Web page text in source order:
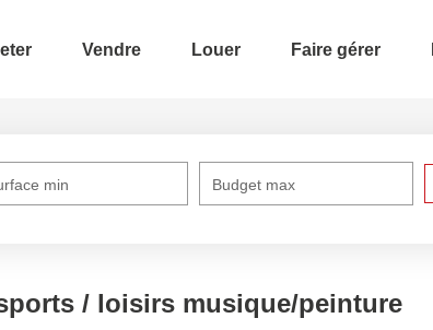
Vendre Louer Faire gérer
min Budget max
/ loisirs musique/peinture